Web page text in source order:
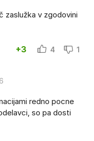
zaslužka v zgodovini
+3 4 1
redno pocne
so pa dosti